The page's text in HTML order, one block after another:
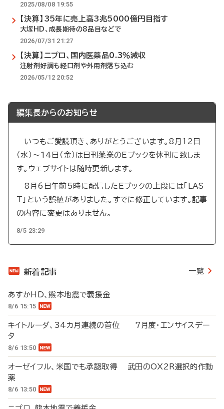
2025/08/08 19:55
【決算】35年に売上高3兆5000億円目指す
大塚HD、成長期待の8品目などで
2026/07/31 21:27
【決算】ニプロ、国内医薬品0.3％減収
注射剤好調も経口剤や外用剤落ち込む
2026/05/12 20:52
編集長からのお知らせ
いつもご愛読頂き、ありがとうございます。8月12日
（水）～14日（金）は日刊薬業のEブックを休刊に致しま
す。ウェブサイトは随時更新します。
8月6日午前5時に配信したEブックの上段には「LAS
T」という誤植がありました。すでに修正しています。記事
の内容に変更はありません。
8/5 23:29
新着記事 一覧
あすかHD、熊本地震で義援金
8/6 15:15
キイトルーダ、34カ月連続の首位 7月度・エンサイスデー
タ
8/6 13:50
オーゼイフル、米国でも承認取得 武田のOX2R選択的作動
薬
8/6 13:50